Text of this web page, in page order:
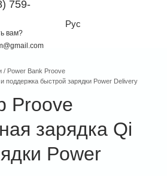
759-
вам?
Рус
/ Power Bank Proove
поддержка быстрой зарядки Power Delivery
Proove
зарядка Qi
Power